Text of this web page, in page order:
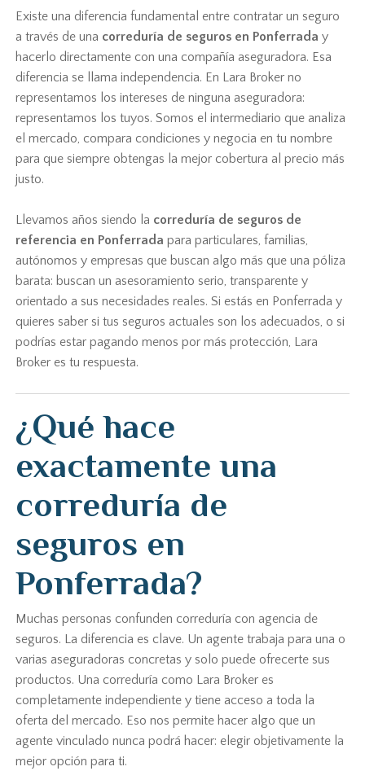
Existe una diferencia fundamental entre contratar un seguro
a través de una correduría de seguros en Ponferrada y
hacerlo directamente con una compañía aseguradora. Esa
diferencia se llama independencia. En Lara Broker no
representamos los intereses de ninguna aseguradora:
representamos los tuyos. Somos el intermediario que analiza
el mercado, compara condiciones y negocia en tu nombre
para que siempre obtengas la mejor cobertura al precio más
justo.
Llevamos años siendo la correduría de seguros de
referencia en Ponferrada para particulares, familias,
autónomos y empresas que buscan algo más que una póliza
barata: buscan un asesoramiento serio, transparente y
orientado a sus necesidades reales. Si estás en Ponferrada y
quieres saber si tus seguros actuales son los adecuados, o si
podrías estar pagando menos por más protección, Lara
Broker es tu respuesta.
¿Qué hace
exactamente una
correduría de
seguros en
Ponferrada?
Muchas personas confunden correduría con agencia de
seguros. La diferencia es clave. Un agente trabaja para una o
varias aseguradoras concretas y solo puede ofrecerte sus
productos. Una correduría como Lara Broker es
completamente independiente y tiene acceso a toda la
oferta del mercado. Eso nos permite hacer algo que un
agente vinculado nunca podrá hacer: elegir objetivamente la
mejor opción para ti.